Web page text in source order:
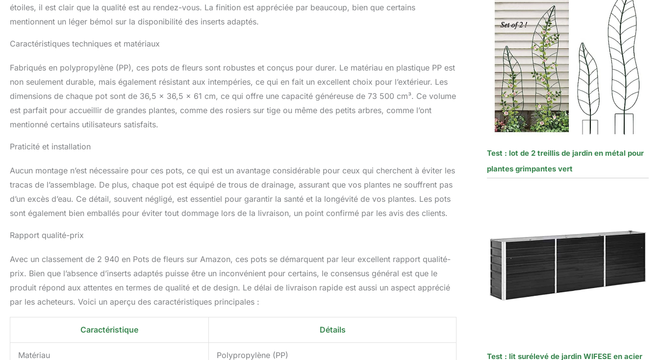
étoiles, il est clair que la qualité est au rendez-vous. La finition est appréciée par beaucoup, bien que certains
mentionnent un léger bémol sur la disponibilité des inserts adaptés.
Caractéristiques techniques et matériaux
Fabriqués en polypropylène (PP), ces pots de fleurs sont robustes et conçus pour durer. Le matériau en plastique PP est
non seulement durable, mais également résistant aux intempéries, ce qui en fait un excellent choix pour l’extérieur. Les
dimensions de chaque pot sont de 36,5 x 36,5 x 61 cm, ce qui offre une capacité généreuse de 73 500 cm³. Ce volume
est parfait pour accueillir de grandes plantes, comme des rosiers sur tige ou même des petits arbres, comme l’ont
mentionné certains utilisateurs satisfaits.
Praticité et installation
Aucun montage n’est nécessaire pour ces pots, ce qui est un avantage considérable pour ceux qui cherchent à éviter les
tracas de l’assemblage. De plus, chaque pot est équipé de trous de drainage, assurant que vos plantes ne souffrent pas
d’un excès d’eau. Ce détail, souvent négligé, est essentiel pour garantir la santé et la longévité de vos plantes. Les pots
sont également bien emballés pour éviter tout dommage lors de la livraison, un point confirmé par les avis des clients.
Rapport qualité-prix
Avec un classement de 2 940 en Pots de fleurs sur Amazon, ces pots se démarquent par leur excellent rapport qualité-
prix. Bien que l’absence d’inserts adaptés puisse être un inconvénient pour certains, le consensus général est que le
produit répond aux attentes en termes de qualité et de design. Le délai de livraison rapide est aussi un aspect apprécié
par les acheteurs. Voici un aperçu des caractéristiques principales :
Caractéristique Détails
Matériau Polypropylène (PP)
Test : lot de 2 treillis de jardin en métal pour
plantes grimpantes vert
Test : lit surélevé de jardin WIFESE en acier